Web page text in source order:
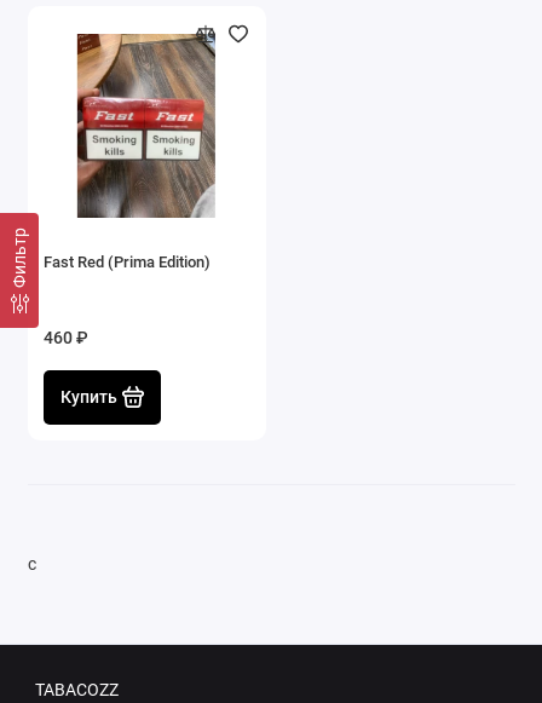
Фильтр Fast Red (Prima Edition)
460 ₽
Купить
с
TABACOZZ